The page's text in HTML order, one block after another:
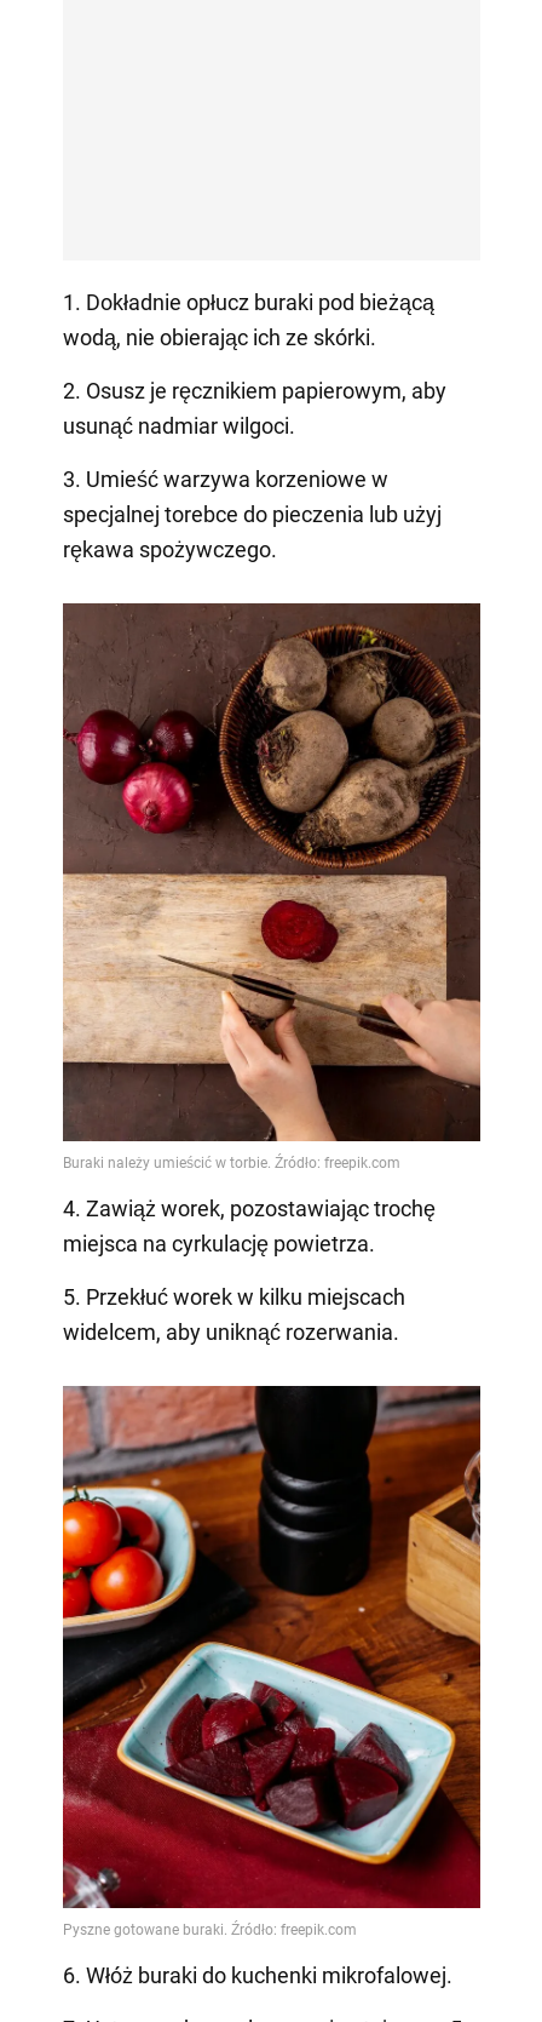
1. Dokładnie opłucz buraki pod bieżącą
wodą, nie obierając ich ze skórki.
2. Osusz je ręcznikiem papierowym, aby
usunąć nadmiar wilgoci.
3. Umieść warzywa korzeniowe w
specjalnej torebce do pieczenia lub użyj
rękawa spożywczego.
4. Zawiąż worek, pozostawiając trochę
miejsca na cyrkulację powietrza.
5. Przekłuć worek w kilku miejscach
widelcem, aby uniknąć rozerwania.
6. Włóż buraki do kuchenki mikrofalowej.